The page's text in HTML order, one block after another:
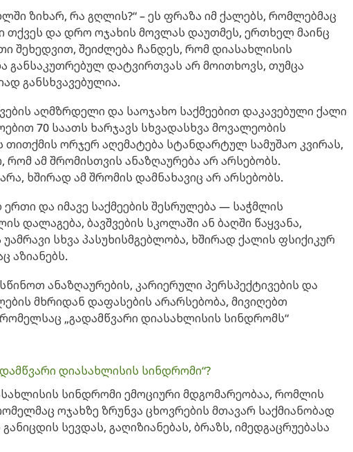
ზიხარ, რა გღლის?“ – ეს ფრაზა იმ ქალებს, რომლებმაც
თქვეს და დრო ოჯახის მოვლას დაუთმეს, ერთხელ მაინც
შეხედვით, შეიძლება ჩანდეს, რომ დიასახლისის
განსაკუთრებულ დატვირთვას არ მოითხოვს, თუმცა
განსხვავებულია.
აღმზრდელი და საოჯახო საქმეებით დაკავებული ქალი
70 საათს ხარჯავს სხვადასხვა მოვალეობის
თითქმის ორჯერ აღემატება სტანდარტულ სამუშაო კვირას,
რომ ამ შრომისთვის ანაზღაურება არ არსებობს.
ხშირად ამ შრომის დამნახავიც არ არსებობს.
და იმავე საქმეების შესრულება — საჭმლის
დალაგება, ბავშვების სკოლაში ან ბაღში წაყვანა,
სხვა პასუხისმგებლობა, ხშირად ქალის ფსიქიკურ
აზიანებს.
ანაზღაურების, კარიერული პერსპექტივების და
მხრიდან დაფასების არარსებობა, მივიღებთ
„გადამწვარი დიასახლისის სინდრომს“
დიასახლისის სინდრომი“?
სინდრომი ემოციური მდგომარეობაა, რომლის
ოჯახზე ზრუნვა ცხოვრების მთავარ საქმიანობად
სევდას, გაღიზიანებას, ბრაზს, იმედგაცრუებასა